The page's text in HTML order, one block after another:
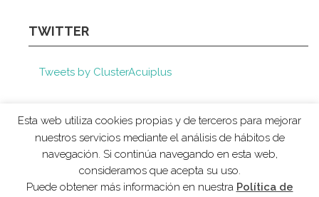
TWITTER
Tweets by ClusterAcuiplus
AVISO LEGAL POLÍTICA DE COOKIES
Esta web utiliza cookies propias y de terceros para mejorar
nuestros servicios mediante el análisis de hábitos de
navegación. Si continúa navegando en esta web,
consideramos que acepta su uso.
Puede obtener más información en nuestra Política de